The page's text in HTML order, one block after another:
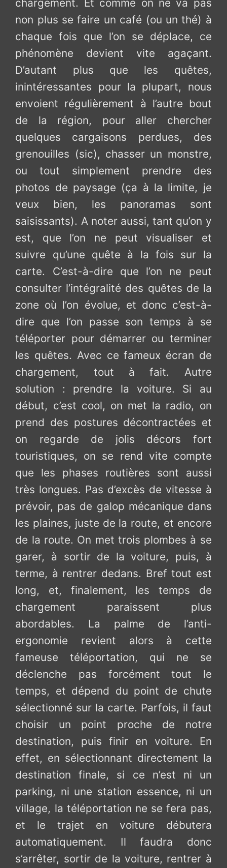
chargement. Et comme on ne va pas
non plus se faire un café (ou un thé) à
chaque fois que l’on se déplace, ce
phénomène devient vite agaçant.
D’autant plus que les quêtes,
inintéressantes pour la plupart, nous
envoient régulièrement à l’autre bout
de la région, pour aller chercher
quelques cargaisons perdues, des
grenouilles (sic), chasser un monstre,
ou tout simplement prendre des
photos de paysage (ça à la limite, je
veux bien, les panoramas sont
saisissants). A noter aussi, tant qu’on y
est, que l’on ne peut visualiser et
suivre qu’une quête à la fois sur la
carte. C’est-à-dire que l’on ne peut
consulter l’intégralité des quêtes de la
zone où l’on évolue, et donc c’est-à-
dire que l’on passe son temps à se
téléporter pour démarrer ou terminer
les quêtes. Avec ce fameux écran de
chargement, tout à fait. Autre
solution : prendre la voiture. Si au
début, c’est cool, on met la radio, on
prend des postures décontractées et
on regarde de jolis décors fort
touristiques, on se rend vite compte
que les phases routières sont aussi
très longues. Pas d’excès de vitesse à
prévoir, pas de galop mécanique dans
les plaines, juste de la route, et encore
de la route. On met trois plombes à se
garer, à sortir de la voiture, puis, à
terme, à rentrer dedans. Bref tout est
long, et, finalement, les temps de
chargement paraissent plus
abordables. La palme de l’anti-
ergonomie revient alors à cette
fameuse téléportation, qui ne se
déclenche pas forcément tout le
temps, et dépend du point de chute
sélectionné sur la carte. Parfois, il faut
choisir un point proche de notre
destination, puis finir en voiture. En
effet, en sélectionnant directement la
destination finale, si ce n’est ni un
parking, ni une station essence, ni un
village, la téléportation ne se fera pas,
et le trajet en voiture débutera
automatiquement. Il faudra donc
s’arrêter, sortir de la voiture, rentrer à